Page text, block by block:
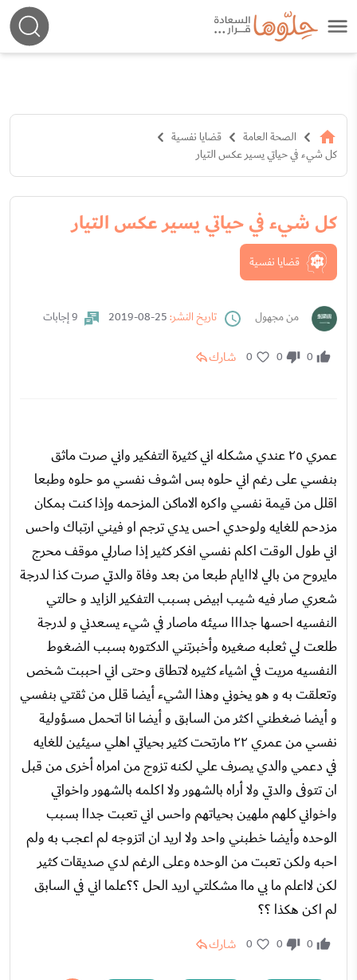
الصحة العامة
قضايا نفسية
كل شيء في حياتي يسير عكس التيار
كل شيء في حياتي يسير عكس التيار
قضايا نفسية
من مجهول تاريخ النشر: 9 إجابات
0
0
0 شارك
عمري ٢٥ عندي مشكله اني كثيرة التفكير واني صرت ماثق
بنفسي على رغم اني حلوه بس اشوف نفسي مو حلوه وطبعا
اقلل من قيمة نفسي واكره الاماكن المزحمه وإذا كنت بمكان
مزدحم للغايه ولوحدي احس يدي ترجم او فيني ارتباك واحس
اني طول الوقت اكلم نفسي افكر كثير إذا صارلي موقف محرج
مايروح من بالي لااايام طبعا من بعد وفاة والدتي صرت كذا لدرجة
شعري صار فيه شيب ابيض بسبب التفكير الزايد و حالتي
النفسيه احسها جدااا سيئه ماصار في شيء يسعدني و لدرجة
طلعت لي ثعلبه صغيره وأخبرتني الدكتوره بسبب الضغوط
النفسيه مريت في اشياء كثيره لاتطاق وحتى اني احببت شخص
وتعلقت به و هو يخوني وهذا الشيء أيضا قلل من ثقتي بنفسي
و أيضا ضغطني اكثر من السابق و أيضا انا اتحمل مسؤولية
نفسي من عمري ٢٢ مارتحت كثير بحياتي اهلي سيئين للغايه
في دعمي والدي يصرف علي لكنه تزوج من امراه أخرى من قبل
ان تتوفى والدتي ولا أراه بالشهور ولا اكلمه بالشهور واخواتي
واخواني كلهم ملهين بحياتهم واحس اني تعبت جداا بسبب
الوحده وأيضا خطبني واحد ولا اريد ان اتزوجه لم اعجب به ولم
احبه ولكن تعبت من الوحده وعلى الرغم لدي صديقات كثير
لكن لااعلم ما بي ماا مشكلتي اريد الحل ؟؟علما اني في السابق
لم اكن هكذا ؟؟
0
0
0 شارك